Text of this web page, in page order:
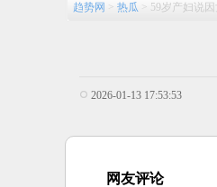
趋势网 >热瓜 > 59岁产妇说
2026-01-13 17:53:53
网友评论